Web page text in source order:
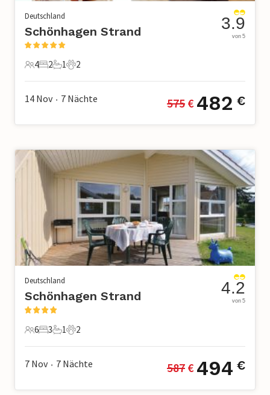
Deutschland
Schönhagen Strand
4 Gäste
4
2 Schlafzimmer
2
1 Badezimmer
1
2 Haustiere
2
3.9
von 5
14 Nov • 7 Nächte 575 € 482 €
Deutschland
Schönhagen Strand
6 Gäste
6
3 Schlafzimmer
3
1 Badezimmer
1
2 Haustiere
2
4.2
von 5
7 Nov • 7 Nächte 587 € 494 €